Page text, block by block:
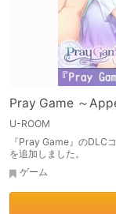
Pray Game ～
U-ROOM
『Pray Game』のDLC
を追加しました。
ゲーム